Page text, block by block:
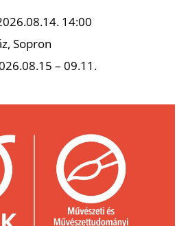
14:00
Sopron
– 09.11.